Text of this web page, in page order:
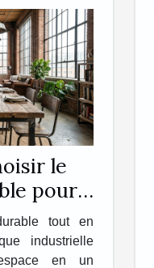
le
pour
?
tout en
industrielle
en un